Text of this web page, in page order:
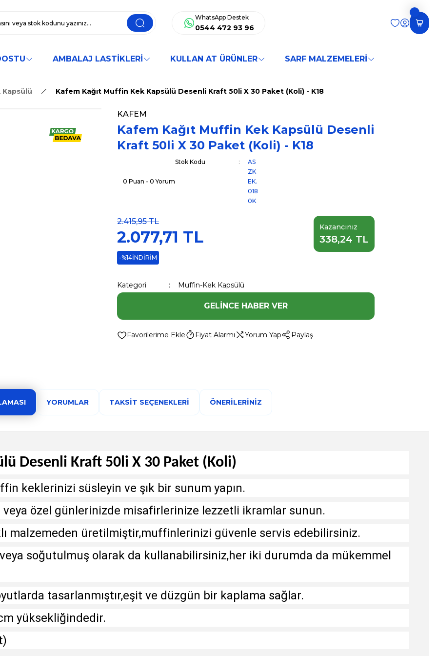
WhatsApp Destek
0544 472 93 96
AMBALAJ LASTİKLERİ KULLAN AT ÜRÜNLER SARF MALZEMELERİ
Kafem Kağıt Muffin Kek Kapsülü Desenli Kraft 50li X 30 Paket (Koli) - K18
KAFEM
Kafem Kağıt Muffin Kek Kapsülü Desenli
Kraft 50li X 30 Paket (Koli) - K18
0 Puan - 0 Yorum
Stok Kodu
AS
ZK
EK.
018
0K
2.415,95 TL
2.077,71 TL
-%14İNDİRİM
Kazancınız
338,24 TL
Kategori Muffin-Kek Kapsülü
GELINCE HABER VER
Fiyat Alarmı Yorum Yap Paylaş
YORUMLAR TAKSIT SEÇENEKLERI ÖNERILERINIZ
Desenli Kraft 50li X 30 Paket (Koli)
keklerinizi süsleyin ve şık bir sunum yapın.
özel günlerinizde misafirlerinize lezzetli ikramlar sunun.
malzemeden üretilmiştir,muffinlerinizi güvenle servis edebilirsiniz.
soğutulmuş olarak da kullanabilirsiniz,her iki durumda da mükemmel
tasarlanmıştır,eşit ve düzgün bir kaplama sağlar.
yüksekliğindedir.